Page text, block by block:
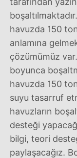
havuzda 150
anlamına
çözümümüz
boyunca
havuzda 150
suyu tasarruf
havuzların
desteği
bilgi, teori
paylaşacağız.